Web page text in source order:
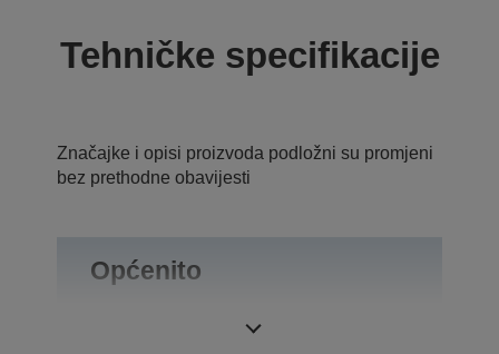
Tehničke specifikacije
Značajke i opisi proizvoda podložni su promjeni
bez prethodne obavijesti
Općenito